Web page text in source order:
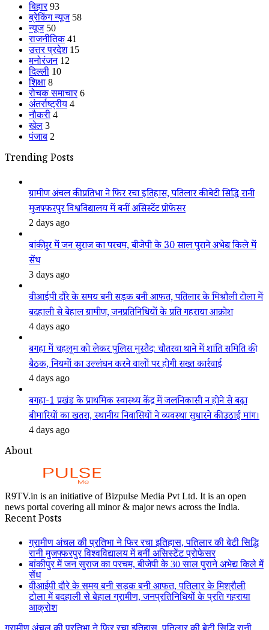
बिहार 93
ब्रेकिंग न्यूज 58
न्यूज 50
राजनीतिक 41
उत्तर प्रदेश 15
मनोरंजन 12
दिल्ली 10
शिक्षा 8
रोचक समाचार 6
अंतर्राष्ट्रीय 4
नौकरी 4
खेल 3
पंजाब 2
Trending Posts
ग्रामीण अंचल की प्रतिभा ने फिर रचा इतिहास, पतिलार की बेटी सिद्धि रानी
मुजफ्फरपुर विश्वविद्यालय में बनीं असिस्टेंट प्रोफेसर
2 days ago
बांकीपुर में जन सुराज का परचम, बीजेपी के 30 साल पुराने अभेद्य किले में
सेंध
3 days ago
वीआईपी दौरे के समय बनी सड़क बनी आफत, पतिलार के मिश्रौली टोला में
बदहाली से बेहाल ग्रामीण, जनप्रतिनिधियों के प्रति गहराया आक्रोश
4 days ago
बगहा में चहलूम को लेकर पुलिस मुस्तैद: चौतरवा थाने में शांति समिति की
बैठक, नियमों का उल्लंघन करने वालों पर होगी सख्त कार्रवाई
4 days ago
बगहा-1 प्रखंड के प्राथमिक स्वास्थ्य केंद्र में जलनिकासी न होने से बढ़ा
बीमारियों का खतरा, स्थानीय निवासियों ने व्यवस्था सुधारने की उठाई मांग।
4 days ago
About
R9TV.in is an initiative of Bizpulse Media Pvt Ltd. It is an open
news portal covering all minor & major news across the India.
Recent Posts
ग्रामीण अंचल की प्रतिभा ने फिर रचा इतिहास, पतिलार की बेटी सिद्धि
रानी मुजफ्फरपुर विश्वविद्यालय में बनीं असिस्टेंट प्रोफेसर
बांकीपुर में जन सुराज का परचम, बीजेपी के 30 साल पुराने अभेद्य किले में
सेंध
वीआईपी दौरे के समय बनी सड़क बनी आफत, पतिलार के मिश्रौली
टोला में बदहाली से बेहाल ग्रामीण, जनप्रतिनिधियों के प्रति गहराया
आक्रोश
ग्रामीण अंचल की प्रतिभा ने फिर रचा इतिहास, पतिलार की बेटी सिद्धि रानी